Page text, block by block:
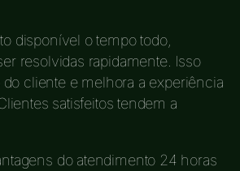
disponível o tempo todo,
resolvidas rapidamente. Isso
cliente e melhora a experiência
satisfeitos tendem a
do atendimento 24 horas